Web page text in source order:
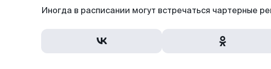
Иногда в расписании могут встречаться чартерные